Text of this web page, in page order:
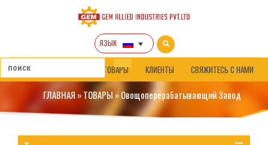
ЯЗЫК
ГЛАВНАЯ ТОВАРЫ КЛИЕНТЫ СВЯЖИТЕСЬ С НАМИ
ГЛАВНАЯ »ТОВАРЫ »Овощоперерабатывающий Завод